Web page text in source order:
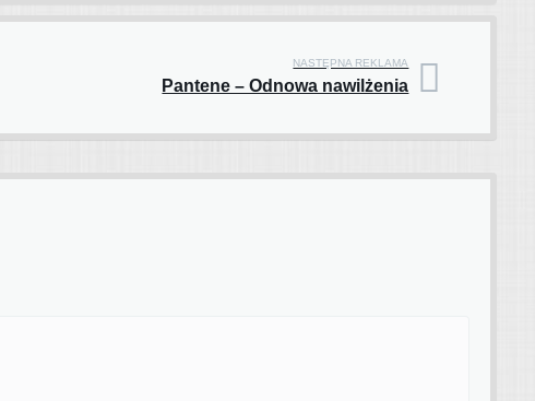
NASTĘPNA REKLAMA
Pantene – Odnowa nawilżenia